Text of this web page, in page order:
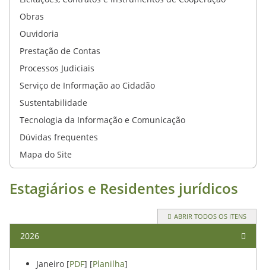
Obras
Ouvidoria
Prestação de Contas
Processos Judiciais
Serviço de Informação ao Cidadão
Sustentabilidade
Tecnologia da Informação e Comunicação
Dúvidas frequentes
Mapa do Site
Estagiários e Residentes jurídicos
ABRIR TODOS OS ITENS
2026
Janeiro [PDF] [Planilha]